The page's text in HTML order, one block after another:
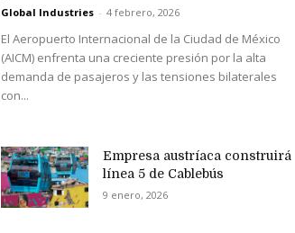
Global Industries - 4 febrero, 2026
El Aeropuerto Internacional de la Ciudad de México
(AICM) enfrenta una creciente presión por la alta
demanda de pasajeros y las tensiones bilaterales
con...
Empresa austríaca construirá
línea 5 de Cablebús
9 enero, 2026